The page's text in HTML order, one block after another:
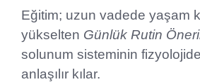
Eğitim; uzun vadede yaşam
yükselten Günlük Rutin
solunum sisteminin
anlaşılır kılar.